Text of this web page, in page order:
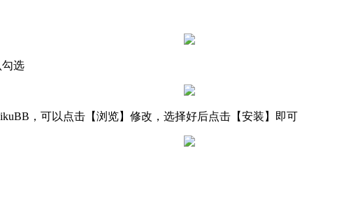
选
，可以点击【浏览】修改，选择好后点击【安装】即可